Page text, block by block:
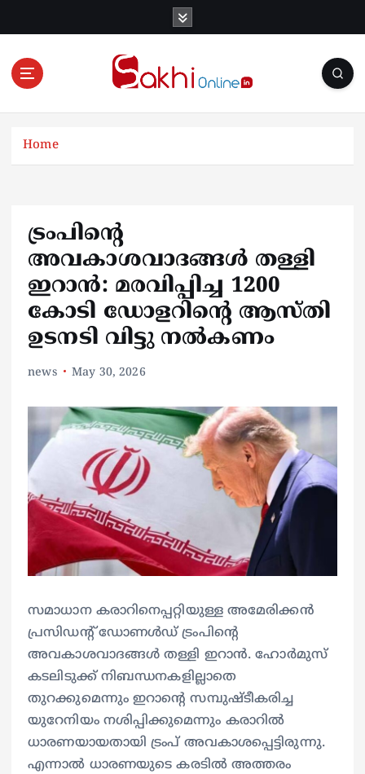
Online News Portal
Home
ട്രംപിൻ്റെ
അവകാശവാദങ്ങൾ തള്ളി
ഇറാൻ: മരവിപ്പിച്ച 1200
കോടി ഡോളറിന്റെ ആസ്തി
ഉടനടി വിട്ടു നൽകണം
news May 30, 2026
സമാധാന കരാറിനെപ്പറ്റിയുള്ള അമേരിക്കൻ
പ്രസിഡന്റ് ഡോണൾഡ് ട്രംപിന്റെ
അവകാശവാദങ്ങൾ തള്ളി ഇറാൻ. ഹോർമുസ്
കടലിടുക്ക് നിബന്ധനകളില്ലാതെ
തുറക്കുമെന്നും ഇറാന്റെ സമ്പുഷ്ടീകരിച്ച
യുറേനിയം നശിപ്പിക്കുമെന്നും കരാറിൽ
ധാരണയായതായി ട്രംപ് അവകാശപ്പെട്ടിരുന്നു.
എന്നാൽ ധാരണയുടെ കരടിൽ അത്തരം